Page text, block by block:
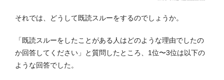
それでは、どうして既読スルーをするのでしょうか。
「既読スルーをしたことがある人はどのような理由でしたの
か回答してください」と質問したところ、1位〜3位は以下の
ような回答でした。